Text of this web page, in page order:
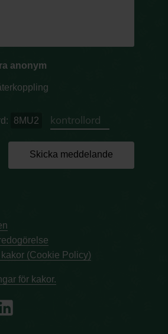
anonym
8MU2
Skicka meddelande
kakor (Cookie Policy)
för kakor.